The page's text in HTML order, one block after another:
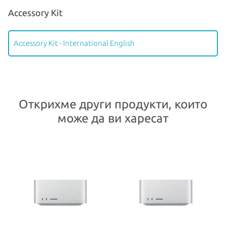
Accessory Kit
Accessory Kit - International English
Открихме други продукти, които
може да ви харесат